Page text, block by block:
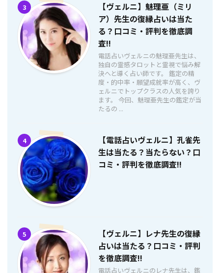
3
【ヴェルニ】魅理亜（ミリ
ア）先生の復縁占いは当た
る？口コミ・評判を徹底調
査!!
電話占いヴェルニの魅理亜先生は、
独自の霊感タロットと霊視で悩み解
決へと導く占い師です。 鑑定の精
度・的中率・願望成就率が高く、ヴ
ェルニでトップクラスの人気を誇り
ます。 今回、魅理亜先生の鑑定が当
たるの ...
4
【電話占いヴェルニ】孔雀先
生は当たる？当たらない？口
コミ・評判を徹底調査!!
5
【ヴェルニ】レナ先生の復縁
占いは当たる？口コミ・評判
を徹底調査!!
電話占いヴェルニのレナ先生は、鑑